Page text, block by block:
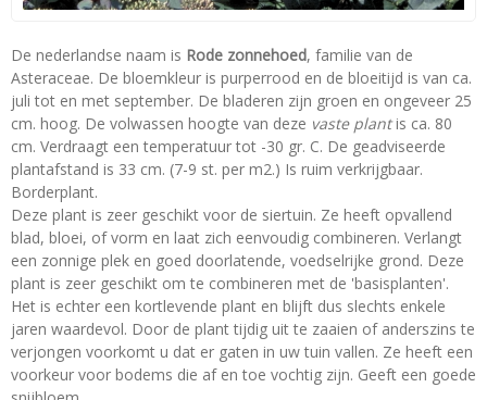
De nederlandse naam is Rode zonnehoed, familie van de
Asteraceae. De bloemkleur is purperrood en de bloeitijd is van ca.
juli tot en met september. De bladeren zijn groen en ongeveer 25
cm. hoog. De volwassen hoogte van deze vaste plantis ca. 80
cm. Verdraagt een temperatuur tot -30 gr. C. De geadviseerde
plantafstand is 33 cm. (7-9 st. per m2.) Is ruim verkrijgbaar.
Borderplant.
Deze plant is zeer geschikt voor de siertuin. Ze heeft opvallend
blad, bloei, of vorm en laat zich eenvoudig combineren. Verlangt
een zonnige plek en goed doorlatende, voedselrijke grond. Deze
plant is zeer geschikt om te combineren met de 'basisplanten'.
Het is echter een kortlevende plant en blijft dus slechts enkele
jaren waardevol. Door de plant tijdig uit te zaaien of anderszins te
verjongen voorkomt u dat er gaten in uw tuin vallen. Ze heeft een
voorkeur voor bodems die af en toe vochtig zijn. Geeft een goede